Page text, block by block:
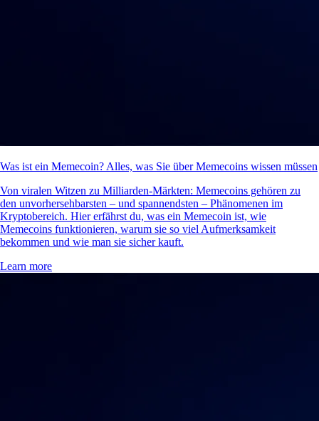
Was ist ein Memecoin? Alles, was Sie über Memecoins wissen müssen
Von viralen Witzen zu Milliarden-Märkten: Memecoins gehören zu
den unvorhersehbarsten – und spannendsten – Phänomenen im
Kryptobereich. Hier erfährst du, was ein Memecoin ist, wie
Memecoins funktionieren, warum sie so viel Aufmerksamkeit
bekommen und wie man sie sicher kauft.
Learn more